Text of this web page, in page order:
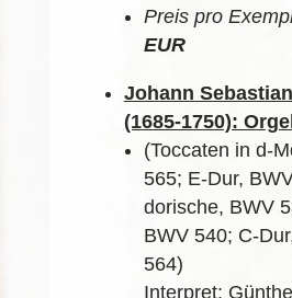
Preis pro
EUR
Johann
(1685-1750):
(Toccaten in d-
565; E-Dur,
dorische, BWV
BWV 540; C-
564)
Interpret: